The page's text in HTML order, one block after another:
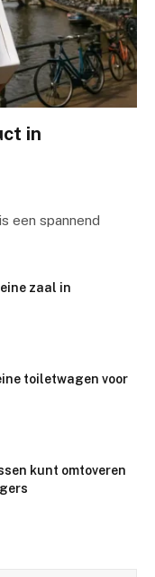
in
een spannend
zaal in
toiletwagen voor
kunt omtoveren